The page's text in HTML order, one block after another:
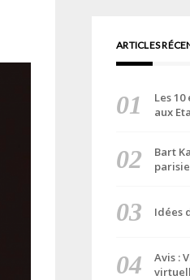
ARTICLES
Les
aux
Bart
Idées
Avis :